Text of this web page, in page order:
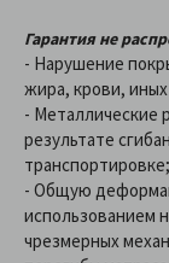
Гарантия не
- Нарушение
жира, крови,
- Металлические
результате
транспортировке;
- Общую
использованием
чрезмерных